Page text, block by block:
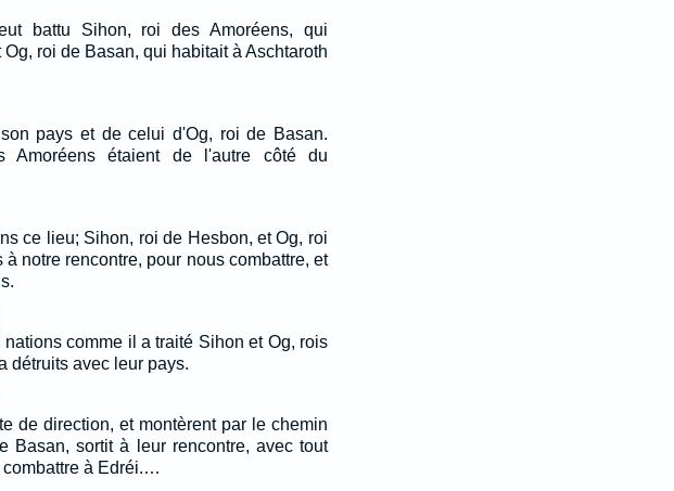
battu Sihon, roi des Amoréens, qui
roi de Basan, qui habitait à Aschtaroth
son pays et de celui d'Og, roi de Basan.
Amoréens étaient de l'autre côté du
ce lieu; Sihon, roi de Hesbon, et Og, roi
à notre rencontre, pour nous combattre, et
nations comme il a traité Sihon et Og, rois
détruits avec leur pays.
de direction, et montèrent par le chemin
Basan, sortit à leur rencontre, avec tout
à Edréi.…